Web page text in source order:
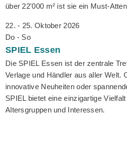
über 22'000 m² ist sie ein Must-
22. - 25. Oktober 2026
Do - So
SPIEL Essen
Die SPIEL Essen ist der zentrale
Verlage und Händler aus aller Welt.
innovative Neuheiten oder
SPIEL bietet eine einzigartige
Altersgruppen und Interessen.